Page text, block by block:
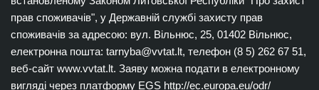
прав споживачів", у Державній службі захисту прав
споживачів за адресою: вул. Вільнюс, 25, 01402 Вільнюс,
електронна пошта: tarnyba@vvtat.lt, телефон (8 5) 262 67 51,
веб-сайт www.vvtat.lt. Заяву можна подати в електронному
вигляді через платформу EGS http://ec.europa.eu/odr/